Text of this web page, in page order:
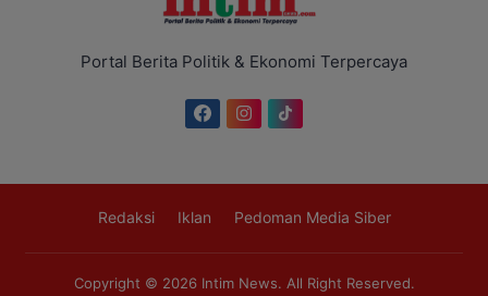
Portal Berita Politik & Ekonomi Terpercaya
Redaksi Iklan Pedoman Media Siber
Copyright © 2026 Intim News. All Right Reserved.